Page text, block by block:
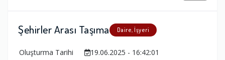
Şehirler Arası Taşıma Daire, İşyeri
Oluşturma Tarihi
19.06.2025 - 16:42:01